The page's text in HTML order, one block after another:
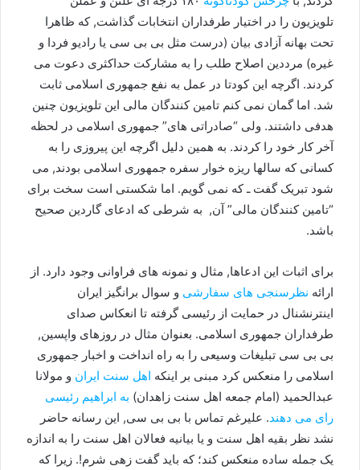
تلویزیون را در اختیار طرفداران انتخابات گذاشت, که ظاهرا
تحت بهانه آزادی بیان (درست مثل بی بی سی یا رادیو فردا و
غیره) مرددین اصلاح طلب را به مشارکت حداکثری دعوت می
کردند. اگرچه این کودتا در عمل به نفع جمهوری اسلامی ثابت
شد. اما گمان نمی کنم تامین کنندگان مالی این تلویزیون چنین
هدفی داشتند. ولی “صادراتی های” جمهوری اسلامی در لحظه
آخر کار خود را کردند. به همین دلیل اگرچه این پیروزی را به
کسانی که سالها ریزه خوار سفره جمهوری اسلامی بودند, می
شود تبریک گفت ـ که نمی گویم. اما شکستی است سخت برای
“تامین کنندگان مالی” آن, به شرطی که ادعای گاردین صحیح
باشد.
برای اثبات این ادعاها, مثال و نمونه های فراوانی وجود دارد. از
ارائه نظرسنجی های سفارشی و سوال برانگیز ایران
اینترنشنال در حمایت از رئیسی گرفته تا انعکاس صدای
طرفداران جمهوری اسلامی. بعنوان مثال در روزهای واپسین,
بی بی سی تبلیغات وسیعی را به راه انداخت و اخبار جمهوری
اسلامی را منعکس کرد مبنی بر اینکه اهل سنت ایران و مولانا
عبدالحمید (امام جمعه اهل سنت زاهدان) به ابراهیم رئیسی
رای می دهند. علیرغم تماس با بی بی سی, این رسانه حاضر
نشد نظر بقیه اهل سنت و یا بیانیه فعالان اهل سنت را به اندازه
یک جمله ساده منعکس کند؛ که باید گفت زهی شرم!. زیرا که